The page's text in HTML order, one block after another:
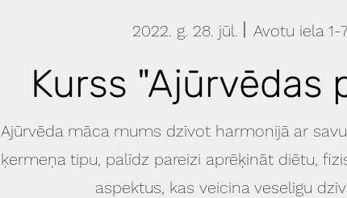
2022. g. 28. jūl. Avotu iela 1-
Kurss "Ajūrvēdas
Ajūrvēda māca mums dzīvot harmonijā ar
ķermeņa tipu, palīdz pareizi aprēķināt diētu,
aspektus, kas veicina veselīgu